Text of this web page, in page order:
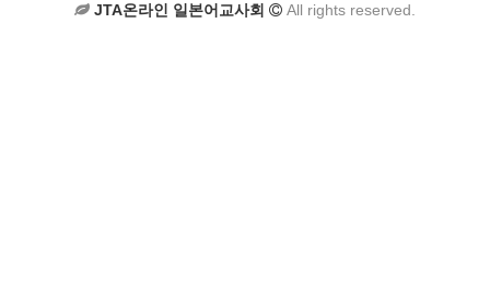
JTA온라인 일본어교사회 All rights reserved.